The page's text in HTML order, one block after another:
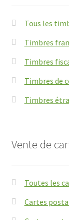
Tous les
Timbres
Timbres
Timbres de
Timbres
Vente de
Toutes les
Cartes